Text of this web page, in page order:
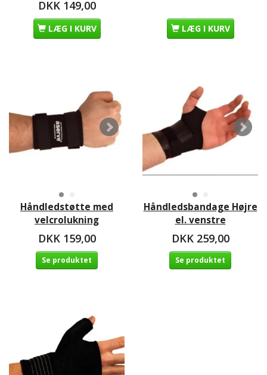
DKK 149,00
LÆG I KURV LÆG I KURV
Håndledstøtte med
velcrolukning
DKK 159,00
Se produktet
Håndledsbandage Højre
el. venstre
DKK 259,00
Se produktet